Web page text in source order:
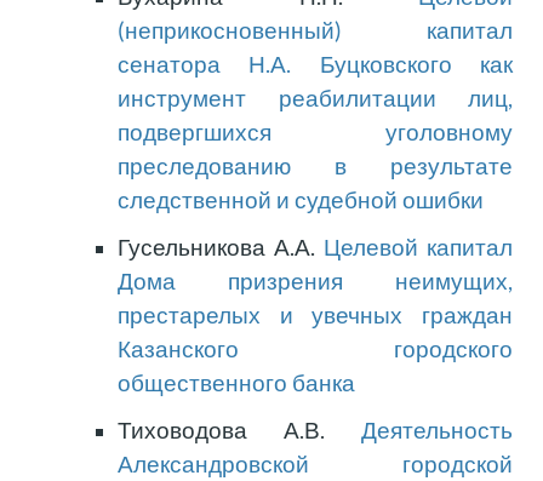
(неприкосновенный) капитал
сенатора Н.А. Буцковского как
инструмент реабилитации лиц,
подвергшихся уголовному
преследованию в результате
следственной и судебной ошибки
Гусельникова А.А. Целевой капитал
Дома призрения неимущих,
престарелых и увечных граждан
Казанского городского
общественного банка
Тиховодова А.В. Деятельность
Александровской городской